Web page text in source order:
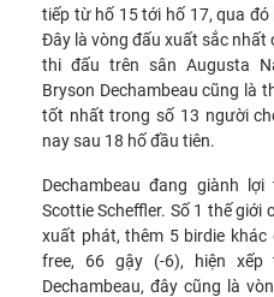
tiếp từ hố 15 tới hố 17, qua
Đây là vòng đấu xuất sắc
thi đấu trên sân Augusta
Bryson Dechambeau cũng là
tốt nhất trong số 13 người
nay sau 18 hố đầu tiên.
Dechambeau đang giành
Scottie Scheffler. Số 1 thế giới
xuất phát, thêm 5 birdie
free, 66 gậy (-6), hiện
Dechambeau, đây cũng là